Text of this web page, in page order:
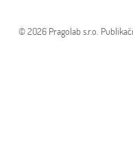
© 2026 Pragolab s.r.o.